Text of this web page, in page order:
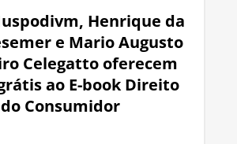
Henrique da
e Mario Augusto
Celegatto oferecem
ao E-book Direito
do Consumidor